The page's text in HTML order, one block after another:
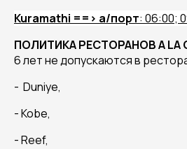
Kuramathi ==> а/порт: 06:00;
ПОЛИТИКА РЕСТОРАНОВ A LA
6 лет не допускаются в
- Duniye,
- Kobe,
- Reef,